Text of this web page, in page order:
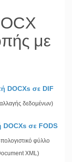
με
DOCXs σε DIF
δεδομένων)
σε FODS
φύλλο
XML)